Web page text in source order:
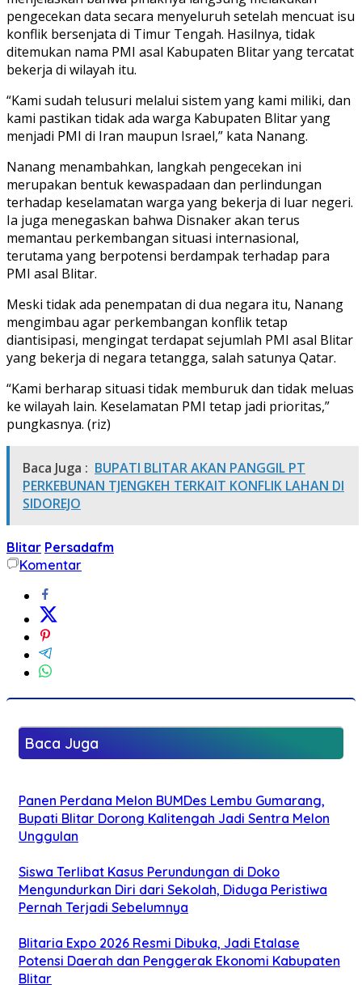
pengecekan data secara menyeluruh setelah mencuat isu
konflik bersenjata di Timur Tengah. Hasilnya, tidak
ditemukan nama PMI asal Kabupaten Blitar yang tercatat
bekerja di wilayah itu.
“Kami sudah telusuri melalui sistem yang kami miliki, dan
kami pastikan tidak ada warga Kabupaten Blitar yang
menjadi PMI di Iran maupun Israel,” kata Nanang.
Nanang menambahkan, langkah pengecekan ini
merupakan bentuk kewaspadaan dan perlindungan
terhadap keselamatan warga yang bekerja di luar negeri.
Ia juga menegaskan bahwa Disnaker akan terus
memantau perkembangan situasi internasional,
terutama yang berpotensi berdampak terhadap para
PMI asal Blitar.
Meski tidak ada penempatan di dua negara itu, Nanang
mengimbau agar perkembangan konflik tetap
diantisipasi, mengingat terdapat sejumlah PMI asal Blitar
yang bekerja di negara tetangga, salah satunya Qatar.
“Kami berharap situasi tidak memburuk dan tidak meluas
ke wilayah lain. Keselamatan PMI tetap jadi prioritas,”
pungkasnya. (riz)
Baca Juga : BUPATI BLITAR AKAN PANGGIL PT
PERKEBUNAN TJENGKEH TERKAIT KONFLIK LAHAN DI
SIDOREJO
Blitar Persadafm
Komentar
Baca Juga
Panen Perdana Melon BUMDes Lembu Gumarang,
Bupati Blitar Dorong Kalitengah Jadi Sentra Melon
Unggulan
Siswa Terlibat Kasus Perundungan di Doko
Mengundurkan Diri dari Sekolah, Diduga Peristiwa
Pernah Terjadi Sebelumnya
Blitaria Expo 2026 Resmi Dibuka, Jadi Etalase
Potensi Daerah dan Penggerak Ekonomi Kabupaten
Blitar